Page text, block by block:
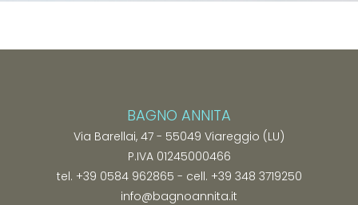
BAGNO ANNITA
Via Barellai, 47 - 55049 Viareggio (LU)
P.IVA 01245000466
tel. +39 0584 962865 - cell. +39 348 3719250
info@bagnoannita.it